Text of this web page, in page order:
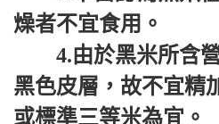
燥者不宜食用。
4.由於黑米所含營
黑色皮層，故不宜精
或標準三等米為宜。